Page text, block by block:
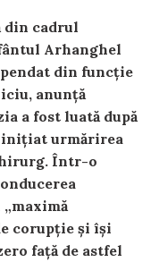
din cadrul
Arhanghel
din funcție
anunță
a fost luată după
urmărirea
Într-o
corupție și își
față de astfel